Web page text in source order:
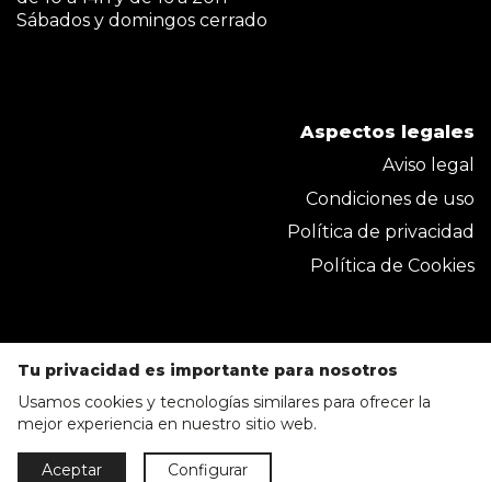
Sábados y domingos cerrado
Aspectos legales
Aviso legal
Condiciones de uso
Política de privacidad
Política de Cookies
Parkmobel Instaladora S.L. 2020 © Todos los
derechos reservados
Tu privacidad es importante para nosotros
Usamos cookies y tecnologías similares para ofrecer la
mejor experiencia en nuestro sitio web.
Aceptar Configurar